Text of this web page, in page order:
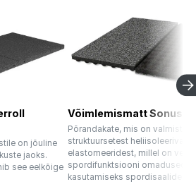
on jõuline
jaoks.
see eelkõige
Võimlemismatt Sonusfit
Põrandakate, mis on
struktuursetest
elastomeeridest, millel on
spordifunktsiooni omadused,
kasutamiseks spordisaalides.